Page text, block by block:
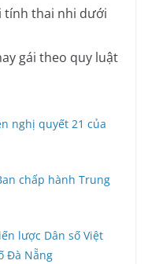
tính thai nhi dưới
gái theo quy luật
nghị quyết 21 của
chấp hành Trung
lược Dân số Việt
Đà Nẵng